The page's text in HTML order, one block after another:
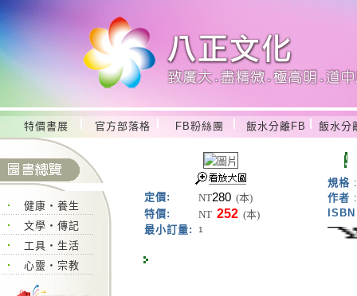
特價書展 官方部落格 FB粉絲團 飯水分離FB 飯水分
健康‧養生
文學‧傳記
工具‧生活
心靈‧宗教
定價: NT280 (本)
特價:
NT 252 (本)
最小訂量:
1
規格 :
作者 :
ISBN